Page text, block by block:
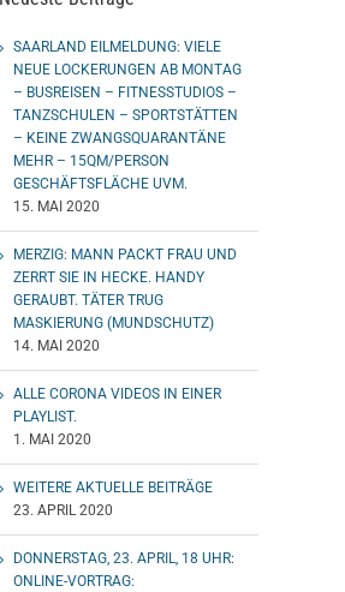
SAARLAND EILMELDUNG: VIELE
NEUE LOCKERUNGEN AB MONTAG
– BUSREISEN – FITNESSTUDIOS –
TANZSCHULEN – SPORTSTÄTTEN
– KEINE ZWANGSQUARANTÄNE
MEHR – 15QM/PERSON
GESCHÄFTSFLÄCHE UVM.
15. MAI 2020
MERZIG: MANN PACKT FRAU UND
ZERRT SIE IN HECKE. HANDY
GERAUBT. TÄTER TRUG
MASKIERUNG (MUNDSCHUTZ)
14. MAI 2020
ALLE CORONA VIDEOS IN EINER
PLAYLIST.
1. MAI 2020
WEITERE AKTUELLE BEITRÄGE
23. APRIL 2020
DONNERSTAG, 23. APRIL, 18 UHR:
ONLINE-VORTRAG: